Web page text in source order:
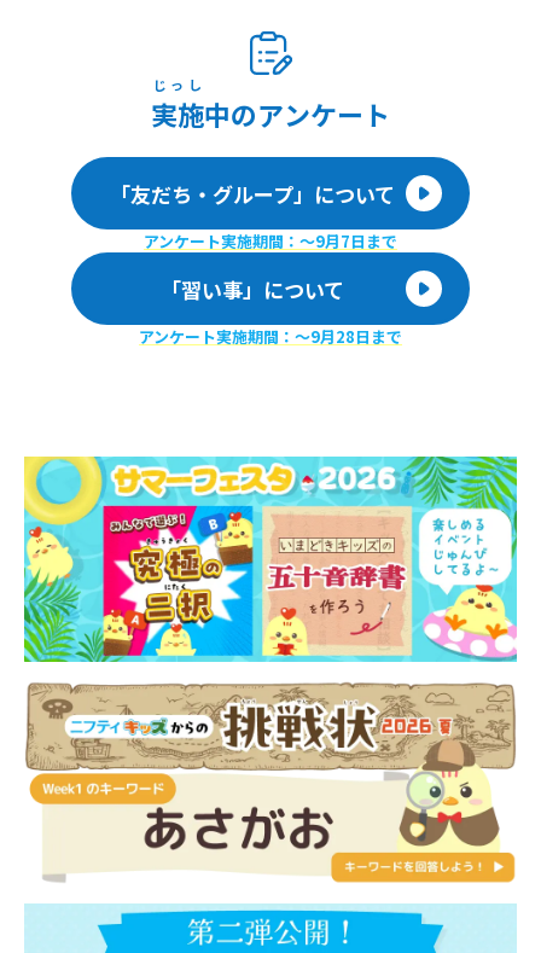
実施
じっし
中のアンケート
「友だち・グループ」について
アンケート実施期間：〜9月7日まで
「習い事」について
アンケート実施期間：〜9月28日まで